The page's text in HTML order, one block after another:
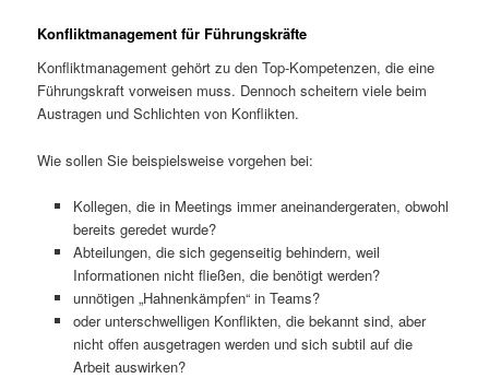
Konfliktmanagement für Führungskräfte
Konfliktmanagement gehört zu den Top-Kompetenzen, die eine
Führungskraft vorweisen muss. Dennoch scheitern viele beim
Austragen und Schlichten von Konflikten.
Wie sollen Sie beispielsweise vorgehen bei:
Kollegen, die in Meetings immer aneinandergeraten, obwohl
bereits geredet wurde?
Abteilungen, die sich gegenseitig behindern, weil
Informationen nicht fließen, die benötigt werden?
unnötigen „Hahnenkämpfen“ in Teams?
oder unterschwelligen Konflikten, die bekannt sind, aber
nicht offen ausgetragen werden und sich subtil auf die
Arbeit auswirken?